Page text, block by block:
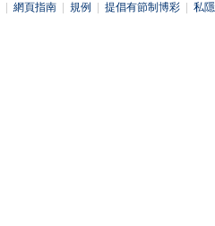
網頁指南 規例 提倡有節制博彩 私